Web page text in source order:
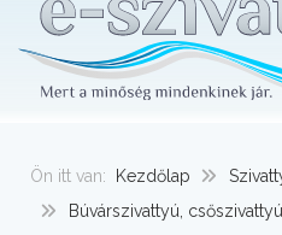
Ön itt van: Kezdőlap
Búvárszivattyú, csőszivattyú